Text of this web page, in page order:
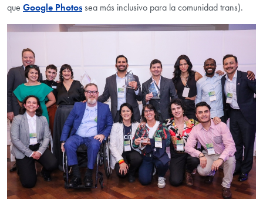
que Google Photossea más inclusivo para la comunidad trans).